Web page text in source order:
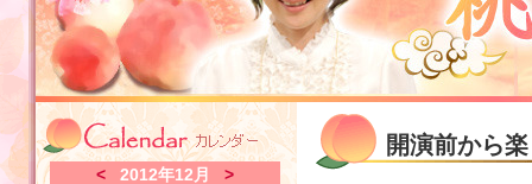
開演前から
< 2012年12月 >